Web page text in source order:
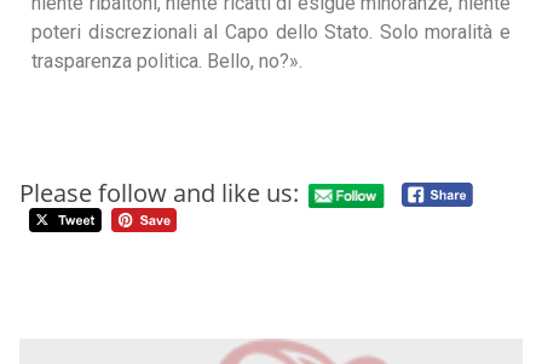
poteri discrezionali al Capo dello Stato. Solo moralità e
trasparenza politica. Bello, no?».
Please follow and like us: